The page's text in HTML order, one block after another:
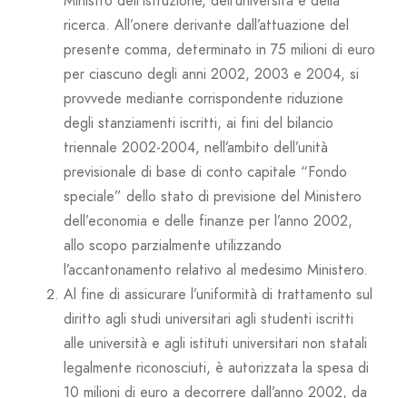
ricerca. All’onere derivante dall’attuazione del
presente comma, determinato in 75 milioni di euro
per ciascuno degli anni 2002, 2003 e 2004, si
provvede mediante corrispondente riduzione
degli stanziamenti iscritti, ai fini del bilancio
triennale 2002-2004, nell’ambito dell’unità
previsionale di base di conto capitale “Fondo
speciale” dello stato di previsione del Ministero
dell’economia e delle finanze per l’anno 2002,
allo scopo parzialmente utilizzando
l’accantonamento relativo al medesimo Ministero.
Al fine di assicurare l’uniformità di trattamento sul
diritto agli studi universitari agli studenti iscritti
alle università e agli istituti universitari non statali
legalmente riconosciuti, è autorizzata la spesa di
10 milioni di euro a decorrere dall’anno 2002, da